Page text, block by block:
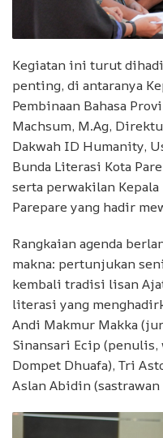
Kegiatan ini turut
penting, di antaranya
Pembinaan Bahasa
Machsum, M.Ag,
Dakwah ID Humanity,
Bunda Literasi Kota
serta perwakilan Kepala
Parepare yang hadir
Rangkaian agenda
makna: pertunjukan
kembali tradisi lisan
literasi yang
Andi Makmur Makka
Sinansari Ecip
Dompet Dhuafa), Tri
Aslan Abidin (sastrawan